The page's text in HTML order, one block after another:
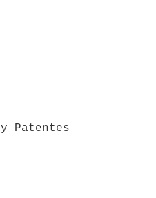
Patentes